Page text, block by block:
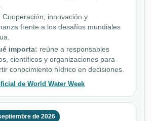
Cooperación, innovación y
frente a los desafíos mundiales
importa: reúne a responsables
científicos y organizaciones para
conocimiento hídrico en decisiones.
de World Water Week
de 2026